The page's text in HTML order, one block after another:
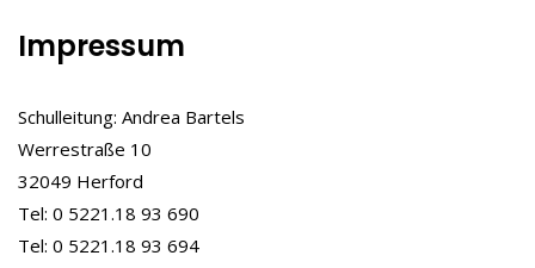
Impressum
Schulleitung: Andrea Bartels
Werrestraße 10
32049 Herford
Tel: 0 5221.18 93 690
Tel: 0 5221.18 93 694